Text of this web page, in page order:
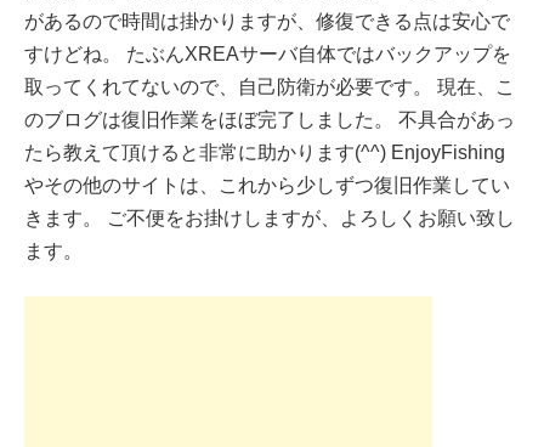
があるので時間は掛かりますが、修復できる点は安心で
すけどね。 たぶんXREAサーバ自体ではバックアップを
取ってくれてないので、自己防衛が必要です。 現在、こ
のブログは復旧作業をほぼ完了しました。 不具合があっ
たら教えて頂けると非常に助かります(^^) EnjoyFishing
やその他のサイトは、これから少しずつ復旧作業してい
きます。 ご不便をお掛けしますが、よろしくお願い致し
ます。